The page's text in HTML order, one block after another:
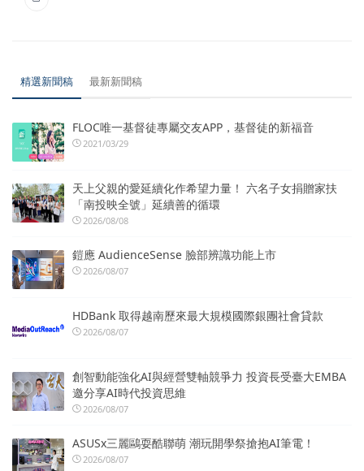
精選新聞稿 最新新聞稿
FLOC唯一基督徒專屬交友APP，基督徒的新福音
2021/03/29
天上父親的愛延續化作希望力量！ 六名子女捐贈家扶
「南投映全號」延續善的循環
2026/08/08
鎧應 AudienceSense 臉部辨識功能上市
2026/08/07
HDBank 取得越南歷來最大規模國際銀團社會貸款
2026/08/07
創智動能強化AI與經營雙軸競爭力 投資長受臺大EMBA
邀分享AI時代投資思維
2026/08/07
ASUSx三麗鷗耍酷聯萌 潮玩開學祭搶抱AI筆電！
2026/08/07